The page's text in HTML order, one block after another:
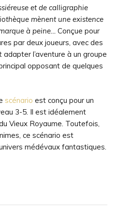
et de calligraphie
mènent une existence
à peine… Conçue pour
par deux joueurs, avec des
adapter l’aventure à un groupe
opposant de quelques
scénario est conçu pour un
3-5. Il est idéalement
Vieux Royaume. Toutefois,
ce scénario est
médévaux fantastiques.